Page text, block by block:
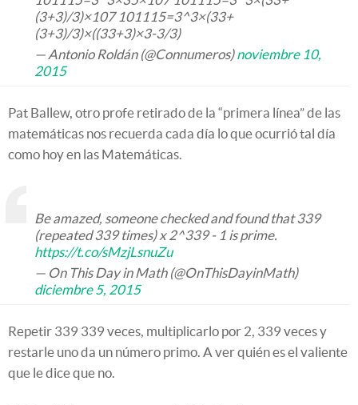
(3+3)/3)×107 101115=3^3×(33+
(3+3)/3)×((33+3)×3-3/3)
— Antonio Roldán (@Connumeros)noviembre 10,
2015
Pat Ballew, otro profe retirado de la “primera línea” de las
matemáticas nos recuerda cada día lo que ocurrió tal día
como hoy en las Matemáticas.
Be amazed, someone checked and found that 339
(repeated 339 times) x 2^339 - 1 is prime.
https://t.co/sMzjLsnuZu
— On This Day in Math (@OnThisDayinMath)
diciembre 5, 2015
Repetir 339 339 veces, multiplicarlo por 2, 339 veces y
restarle uno da un número primo. A ver quién es el valiente
que le dice que no.